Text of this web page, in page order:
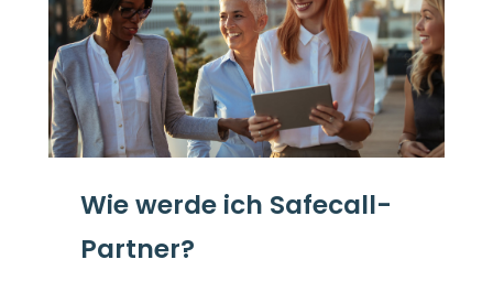
Wie werde ich Safecall-
Partner?